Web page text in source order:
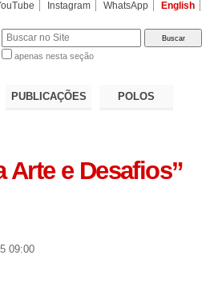
Instagram WhatsApp English
apenas nesta seção
PUBLICAÇÕES POLOS
e Desafios”
09:00